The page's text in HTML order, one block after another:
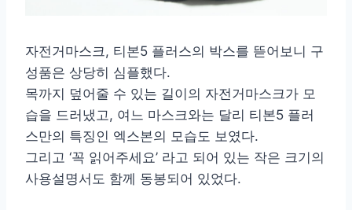
자전거마스크, 티본5 플러스의 박스를 뜯어보니 구
성품은 상당히 심플했다.
목까지 덮어줄 수 있는 길이의 자전거마스크가 모
습을 드러냈고, 여느 마스크와는 달리 티본5 플러
스만의 특징인 엑스본의 모습도 보였다.
그리고 ‘꼭 읽어주세요’ 라고 되어 있는 작은 크기의
사용설명서도 함께 동봉되어 있었다.